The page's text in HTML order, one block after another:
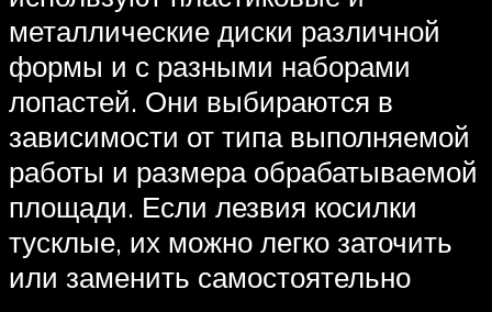
металлические диски различной
формы и с разными наборами
лопастей. Они выбираются в
зависимости от типа выполняемой
работы и размера обрабатываемой
площади. Если лезвия косилки
тусклые, их можно легко заточить
или заменить самостоятельно